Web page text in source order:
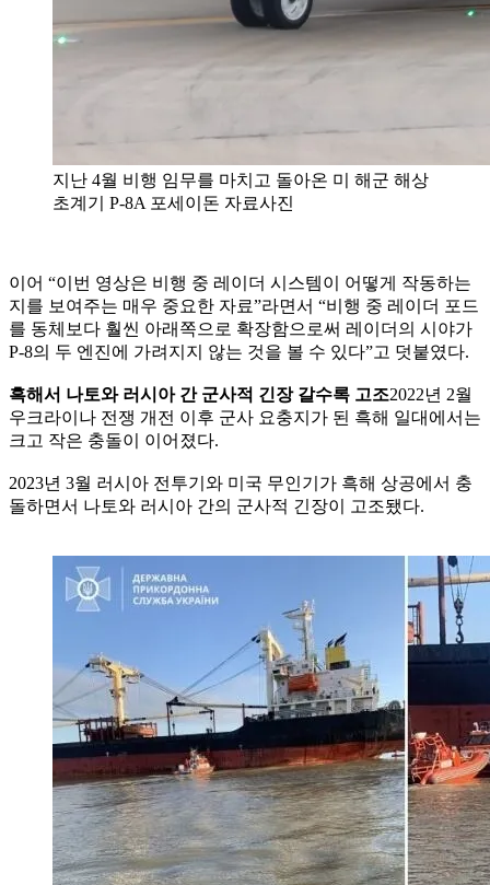
지난 4월 비행 임무를 마치고 돌아온 미 해군 해상
초계기 P-8A 포세이돈 자료사진
이어 “이번 영상은 비행 중 레이더 시스템이 어떻게 작동하는
지를 보여주는 매우 중요한 자료”라면서 “비행 중 레이더 포드
를 동체보다 훨씬 아래쪽으로 확장함으로써 레이더의 시야가
P-8의 두 엔진에 가려지지 않는 것을 볼 수 있다”고 덧붙였다.
흑해서 나토와 러시아 간 군사적 긴장 갈수록 고조2022년 2월
우크라이나 전쟁 개전 이후 군사 요충지가 된 흑해 일대에서는
크고 작은 충돌이 이어졌다.
2023년 3월 러시아 전투기와 미국 무인기가 흑해 상공에서 충
돌하면서 나토와 러시아 간의 군사적 긴장이 고조됐다.